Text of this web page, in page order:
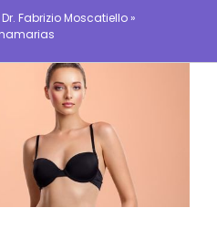
Fabrizio Moscatiello »